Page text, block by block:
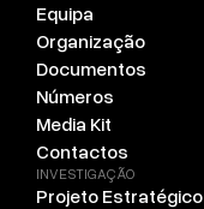
Equipa
Organização
Documentos
Números
Media Kit
Contactos
INVESTIGAÇÃO
Projeto Estratégico